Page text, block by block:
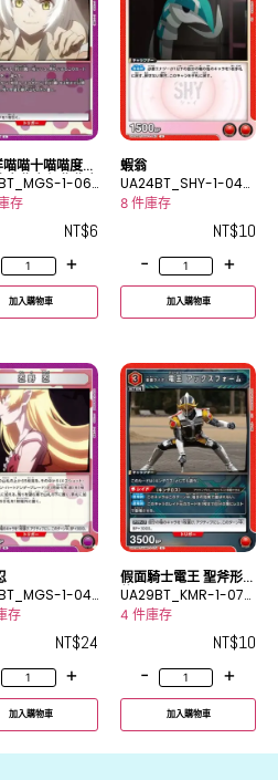
喵十喵喵度喵
喵咕咿喵喵咕
喵台喵喵咕喵
再喵㗎喵㗎咩
1-06
存
NT$6
+
加入購物車
蝦翁
UA24BT_SHY-1-043
U
8 件庫存
NT$10
-
+
加入購物車
1-04
存
NT$24
+
加入購物車
假面騎士電王 聖斧形
態
UA29BT_KMR-1-074
U
4 件庫存
NT$10
-
+
加入購物車